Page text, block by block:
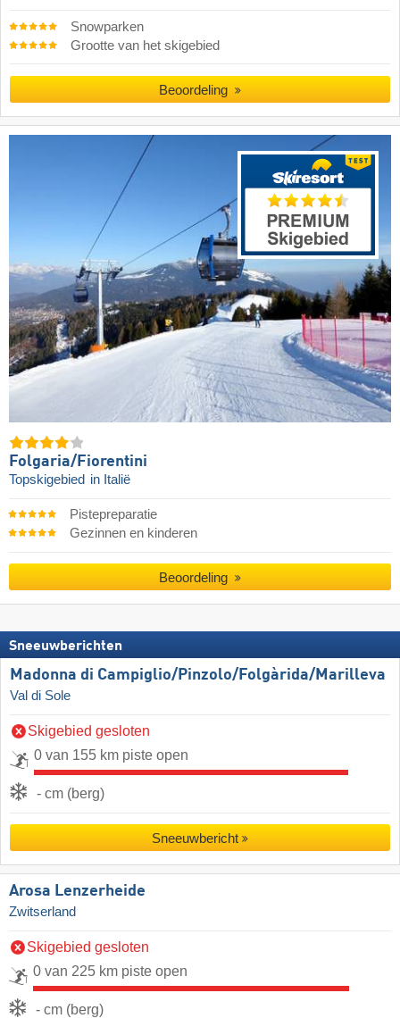
Snowparken
Grootte van het skigebied
Beoordeling
Folgaria/​Fiorentini
Topskigebied in Italië
Pistepreparatie
Gezinnen en kinderen
Beoordeling
Sneeuwberichten
Madonna di Campiglio/​Pinzolo/​Folgàrida/​Marilleva
Val di Sole
Skigebied gesloten
0 van 155 km piste open
- cm (berg)
Sneeuwbericht
Arosa Lenzerheide
Zwitserland
Skigebied gesloten
0 van 225 km piste open
- cm (berg)